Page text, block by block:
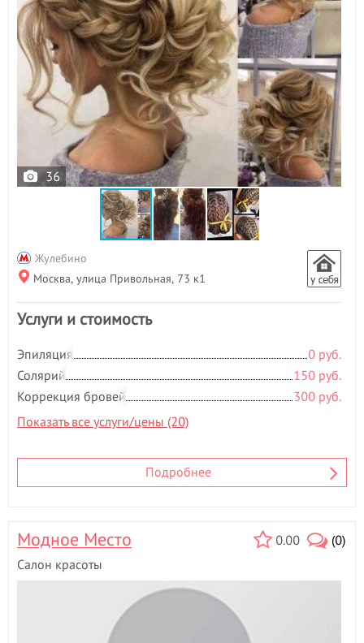
36
Жулебино
Москва, улица Привольная, 73 к1
Услуги и стоимость
Эпиляция
0 руб.
Солярий
150 руб.
Коррекция бровей
300 руб.
Показать все услуги/цены (20)
Подробнее
0.00 (0)
Модное Место
Салон красоты